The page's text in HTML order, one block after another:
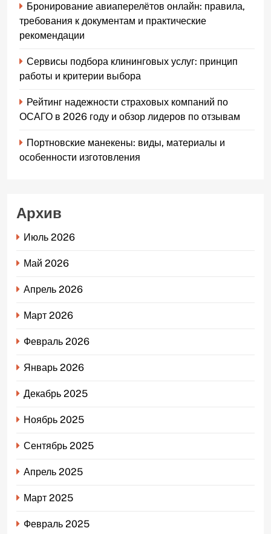
Бронирование авиаперелётов онлайн: правила,
требования к документам и практические
рекомендации
Сервисы подбора клининговых услуг: принцип
работы и критерии выбора
Рейтинг надежности страховых компаний по
ОСАГО в 2026 году и обзор лидеров по отзывам
Портновские манекены: виды, материалы и
особенности изготовления
Архив
Июль 2026
Май 2026
Апрель 2026
Март 2026
Февраль 2026
Январь 2026
Декабрь 2025
Ноябрь 2025
Сентябрь 2025
Апрель 2025
Март 2025
Февраль 2025